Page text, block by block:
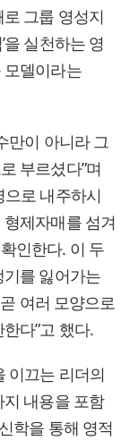
그룹 영성지
을 실천하는 영
모델이라는
만이 아니라 그
부르셨다”며
으로 내주하시
제자매를 섬겨
인한다. 이 두
를 잃어가는
여러 모양으로
다”고 했다.
이끄는 리더의
내용을 포함
학을 통해 영적